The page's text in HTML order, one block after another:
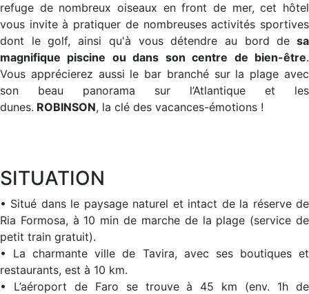
refuge de nombreux oiseaux en front de mer, cet hôtel
vous invite à pratiquer de nombreuses activités sportives
dont le golf, ainsi qu'à vous détendre au bord de sa
magnifique piscine ou dans son centre de bien-être.
Vous apprécierez aussi le bar branché sur la plage avec
son beau panorama sur l’Atlantique et les
dunes. ROBINSON, la clé des vacances-émotions !
SITUATION
• Situé dans le paysage naturel et intact de la réserve de
Ria Formosa, à 10 min de marche de la plage (service de
petit train gratuit).
• La charmante ville de Tavira, avec ses boutiques et
restaurants, est à 10 km.
• L’aéroport de Faro se trouve à 45 km (env. 1h de